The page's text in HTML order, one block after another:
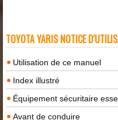
TOYOTA YARIS NOTICE
Utilisation de ce manuel
Index illustré
Équipement sécuritaire
Avant de conduire